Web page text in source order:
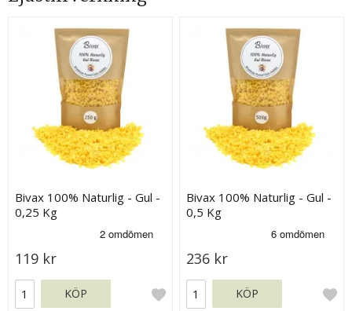
Bivax 100% Naturlig - Gul -
0,25 Kg
119 kr
KÖP
Bivax 100% Naturlig - Gul -
0,5 Kg
236 kr
KÖP